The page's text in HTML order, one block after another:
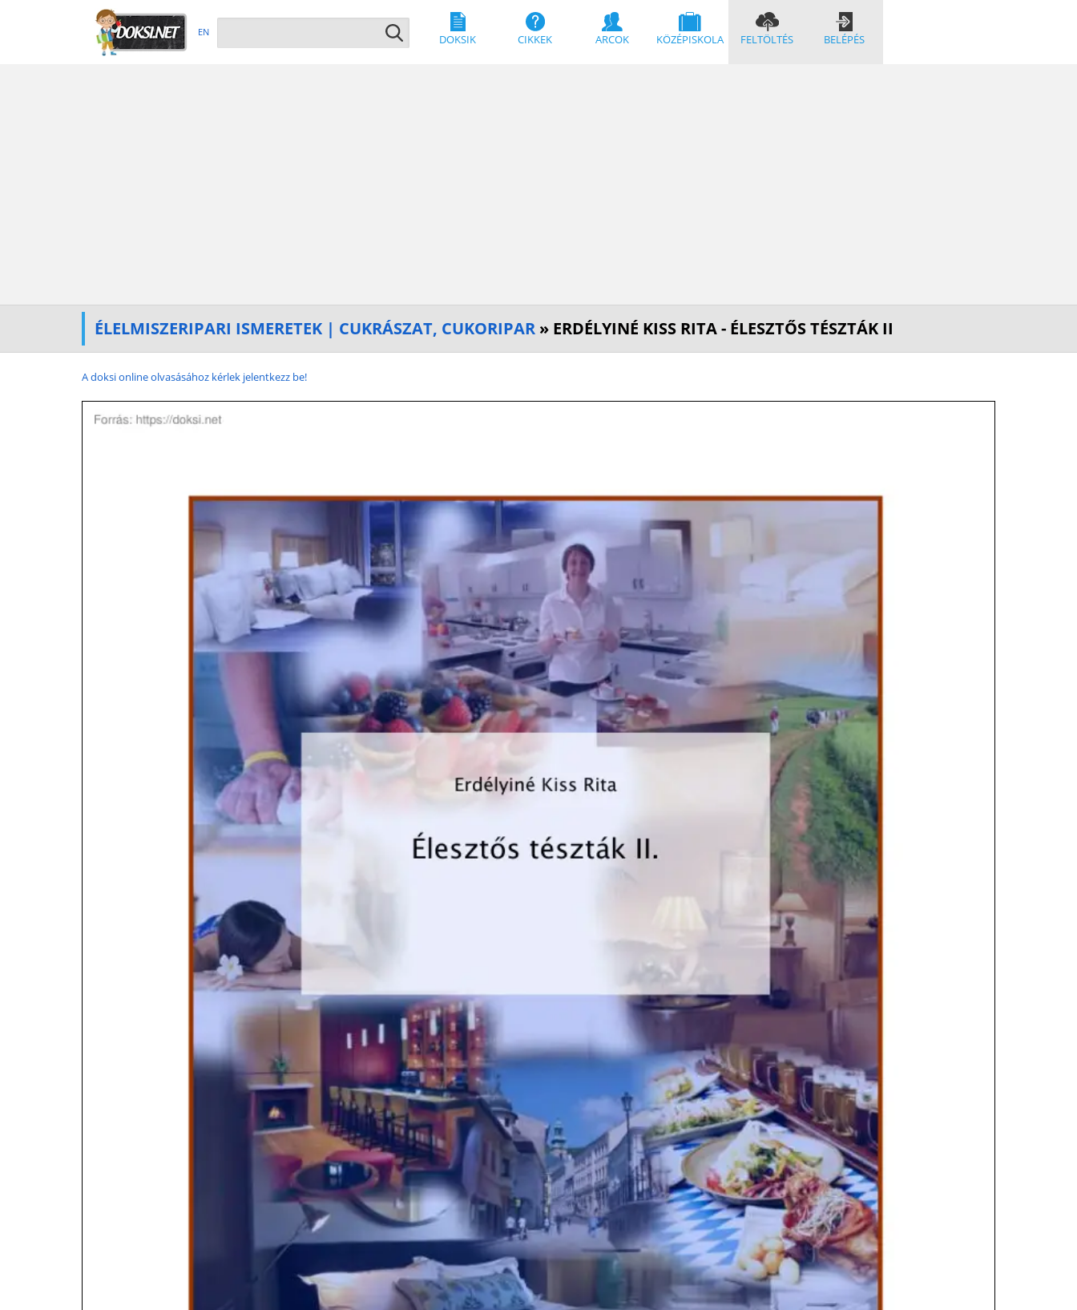
EN
DOKSIK CIKKEK ARCOK KÖZÉPISKOLA FELTÖLTÉS BELÉPÉS
ÉLELMISZERIPARI ISMERETEK | CUKRÁSZAT, CUKORIPAR » ERDÉLYINÉ KISS RITA - ÉLESZTŐS TÉSZTÁK II
A doksi online olvasásához kérlek jelentkezz be!